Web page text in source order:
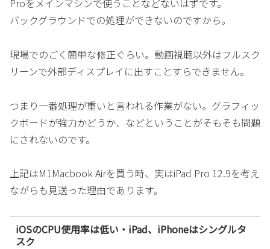
Proをメインマシンで使うことなどないはずです。
バックグラウンドでの処理ができないのですから。
現場でのごく簡単な修正ぐらい。動画視聴以外はフルスク
リーンで外部ディスプレイに出すことすらできません。
つまり一番処理が重いと言われる作業がない。グラフィッ
クボードが強力かどうか、などということがそもそも問題
にされないのです。
上記はM1Macbook Airを買う時、実はiPad Pro 12.9を考え
ながらも見送った理由であります。
iOSのCPU使用率は低い・iPad、iPhoneはシングルタ
スク